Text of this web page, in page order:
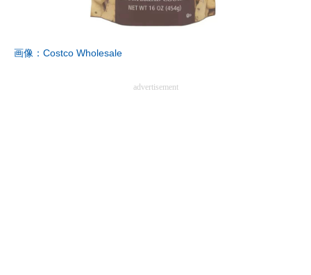
画像：Costco Wholesale
advertisement